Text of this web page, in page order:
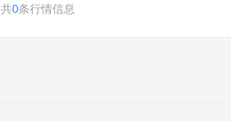
共0条行情信息